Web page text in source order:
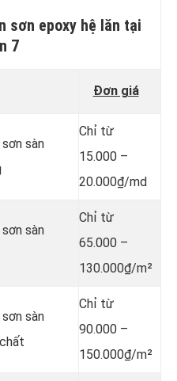
sơn epoxy hệ lăn tại
7
Đơn giá
sàn
Chỉ từ
15.000 –
20.000₫/md
sàn
Chỉ từ
65.000 –
130.000₫/m²
sàn
Chỉ từ
90.000 –
150.000₫/m²